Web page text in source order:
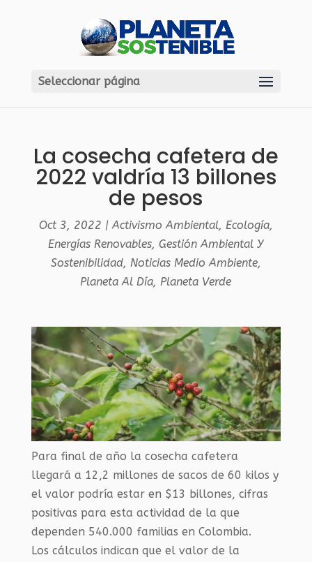
Seleccionar página
La cosecha cafetera de
2022 valdría 13 billones
de pesos
Oct 3, 2022 |Activismo Ambiental, Ecología,
Energías Renovables,Gestión Ambiental Y
Sostenibilidad, Noticias Medio Ambiente,
Planeta Al Día,Planeta Verde
Para final de año la cosecha cafetera
llegará a 12,2 millones de sacos de 60 kilos y
el valor podría estar en $13 billones, cifras
positivas para esta actividad de la que
dependen 540.000 familias en Colombia.
Los cálculos indican que el valor de la